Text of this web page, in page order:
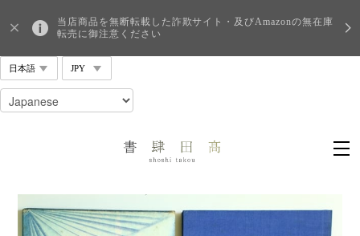
当店商品を無断転載した詐欺サイト・及びAmazonの無在庫
転売に御注意ください